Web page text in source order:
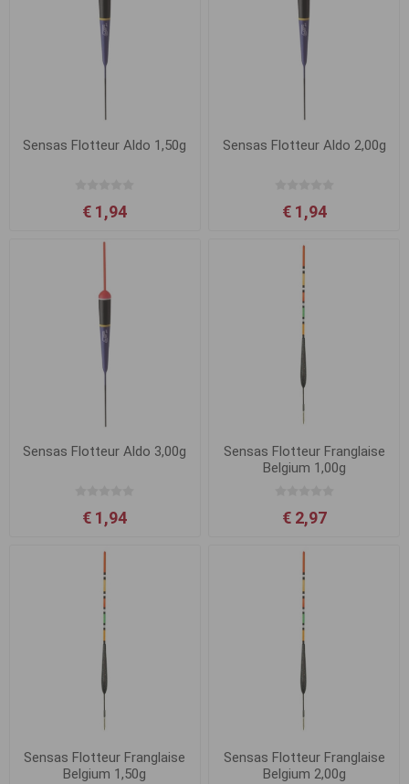
Sensas Flotteur Aldo 1,50g
€ 1,94
Sensas Flotteur Aldo 2,00g
€ 1,94
Sensas Flotteur Aldo 3,00g
€ 1,94
Sensas Flotteur Franglaise
Belgium 1,00g
€ 2,97
Sensas Flotteur Franglaise
Belgium 1,50g
Sensas Flotteur Franglaise
Belgium 2,00g